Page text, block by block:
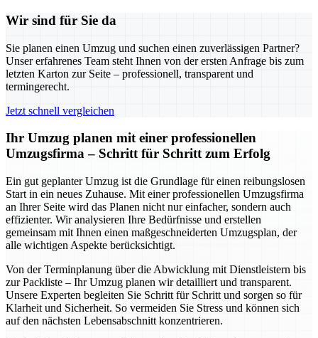
Wir sind für Sie da
Sie planen einen Umzug und suchen einen zuverlässigen Partner?
Unser erfahrenes Team steht Ihnen von der ersten Anfrage bis zum
letzten Karton zur Seite – professionell, transparent und
termingerecht.
Jetzt schnell vergleichen
Ihr Umzug planen mit einer professionellen
Umzugsfirma – Schritt für Schritt zum Erfolg
Ein gut geplanter Umzug ist die Grundlage für einen reibungslosen
Start in ein neues Zuhause. Mit einer professionellen Umzugsfirma
an Ihrer Seite wird das Planen nicht nur einfacher, sondern auch
effizienter. Wir analysieren Ihre Bedürfnisse und erstellen
gemeinsam mit Ihnen einen maßgeschneiderten Umzugsplan, der
alle wichtigen Aspekte berücksichtigt.
Von der Terminplanung über die Abwicklung mit Dienstleistern bis
zur Packliste – Ihr Umzug planen wir detailliert und transparent.
Unsere Experten begleiten Sie Schritt für Schritt und sorgen so für
Klarheit und Sicherheit. So vermeiden Sie Stress und können sich
auf den nächsten Lebensabschnitt konzentrieren.